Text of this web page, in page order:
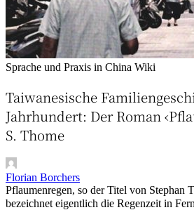
Sprache und Praxis in China Wiki
Taiwanesische
Jahrhundert: Der Roman
S. Thome
Florian Borchers
Pflaumenregen, so der Titel von Stephan
bezeichnet eigentlich die Regenzeit in